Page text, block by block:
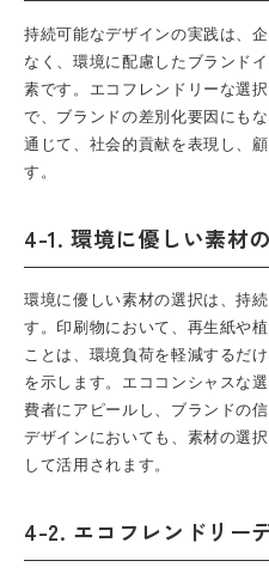
持続可能なデザインの実践は、
なく、環境に配慮したブランド
素です。エコフレンドリーな選
で、ブランドの差別化要因にも
通じて、社会的貢献を表現し、
す。
4-1. 環境に優しい素材
環境に優しい素材の選択は、持
す。印刷物において、再生紙や
ことは、環境負荷を軽減するだ
を示します。エココンシャスな
費者にアピールし、ブランドの
デザインにおいても、素材の選
して活用されます。
4-2. エコフレンドリー